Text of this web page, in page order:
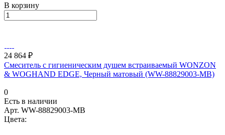
В корзину
24 864 ₽
Смеситель с гигиеническим душем встраиваемый WONZON
& WOGHAND EDGE, Черный матовый (WW-88829003-MB)
0
Есть в наличии
Арт. WW-88829003-MB
Цвета: